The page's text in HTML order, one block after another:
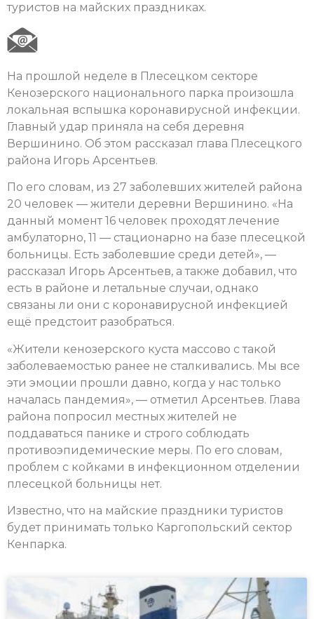
туристов на майских праздниках.
На прошлой неделе в Плесецком секторе
Кенозерского национального парка произошла
локальная вспышка коронавирусной инфекции.
Главный удар приняла на себя деревня
Вершинино. Об этом рассказал глава Плесецкого
района Игорь Арсентьев.
По его словам, из 27 заболевших жителей района
20 человек — жители деревни Вершинино. «На
данный момент 16 человек проходят лечение
амбулаторно, 11 — стационарно на базе плесецкой
больницы. Есть заболевшие среди детей», —
рассказал Игорь Арсентьев, а также добавил, что
есть в районе и летальные случаи, однако
связаны ли они с коронавирусной инфекцией
ещё предстоит разобраться.
«Жители кенозерского куста массово с такой
заболеваемостью ранее не сталкивались. Мы все
эти эмоции прошли давно, когда у нас только
началась пандемия», — отметил Арсентьев. Глава
района попросил местных жителей не
поддаваться панике и строго соблюдать
противоэпидемические меры. По его словам,
проблем с койками в инфекционном отделении
плесецкой больницы нет.
Известно, что на майские праздники туристов
будет принимать только Каргопольский сектор
Кенпарка.